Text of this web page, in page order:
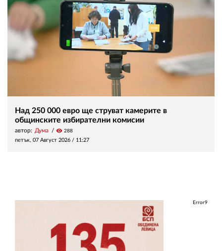
Над 250 000 евро ще струват камерите в
общинските избирателни комисии
автор: Дума visibility 288
петък, 07 Август 2026 / 11:27
Error9